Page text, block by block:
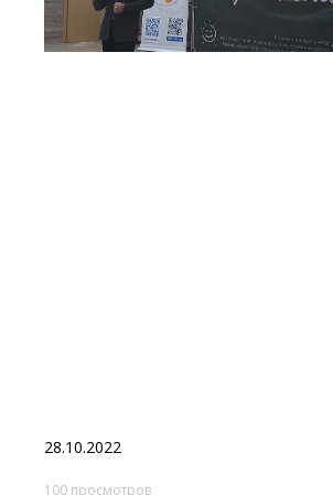
28.10.2022
100 просмотров